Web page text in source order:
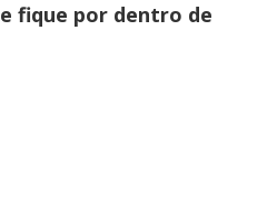
e fique por dentro de